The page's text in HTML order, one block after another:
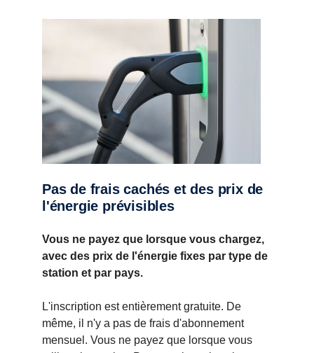
Pas de frais cachés et des prix de
l'énergie prévisibles
Vous ne payez que lorsque vous chargez,
avec des prix de l'énergie fixes par type de
station et par pays.
L'inscription est entièrement gratuite. De
même, il n'y a pas de frais d'abonnement
mensuel. Vous ne payez que lorsque vous